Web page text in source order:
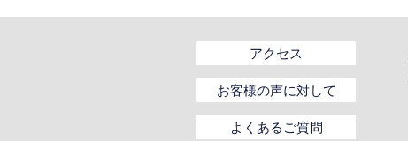
アクセス
お客様の声に対して
よくあるご質問